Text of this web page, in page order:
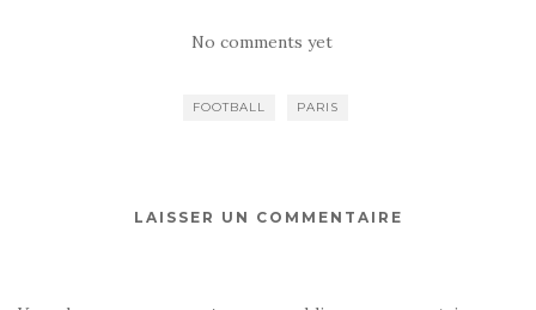
No comments yet
FOOTBALL PARIS
LAISSER UN COMMENTAIRE